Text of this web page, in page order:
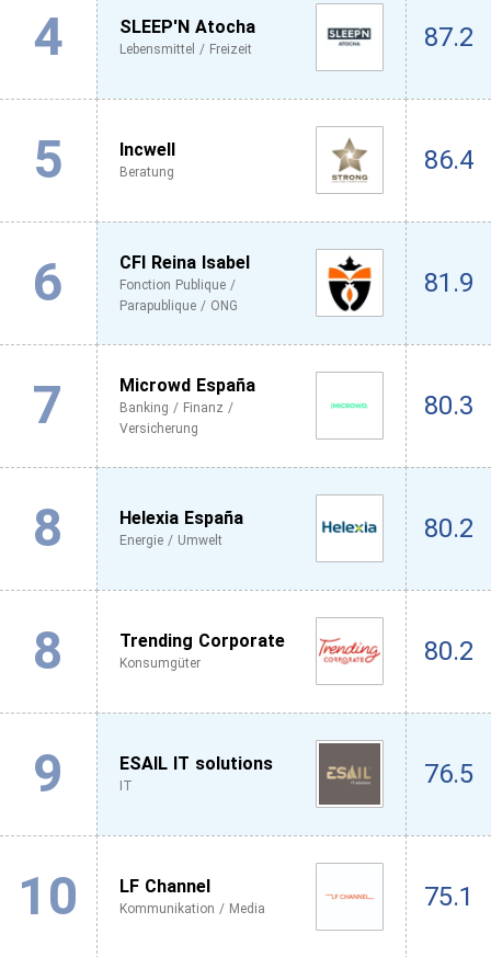
4 SLEEP'N Atocha
Lebensmittel / Freizeit 87.2
5 Incwell
Beratung 86.4
6 CFI Reina Isabel
Fonction Publique /
Parapublique / ONG
81.9
7 Microwd España
Banking / Finanz /
Versicherung
80.3
8 Helexia España
Energie / Umwelt 80.2
8 Trending Corporate
Konsumgüter 80.2
9 ESAIL IT solutions
IT 76.5
10 LF Channel
Kommunikation / Media 75.1